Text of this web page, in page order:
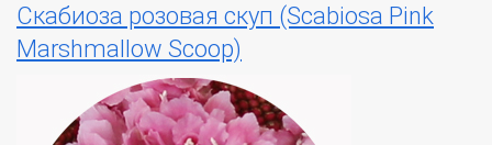
Скабиоза розовая скуп (Scabiosa Pink
Marshmallow Scoop)